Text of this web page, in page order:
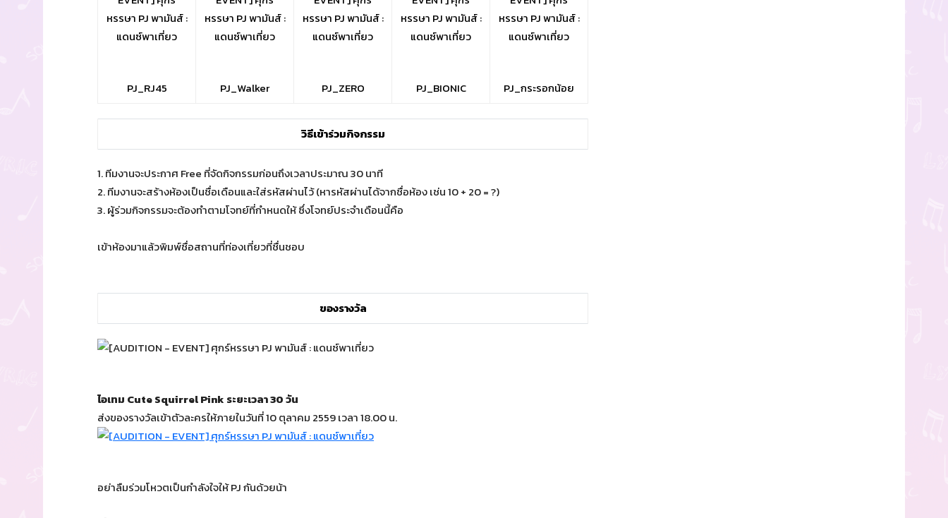
PJ_RJ45 PJ_Walker PJ_ZERO PJ_BIONIC PJ_กระรอกน้อย
วิธีเข้าร่วมกิจกรรม
1. ทีมงานจะประกาศ Free ที่จัดกิจกรรมก่อนถึงเวลาประมาณ 30 นาที
2. ทีมงานจะสร้างห้องเป็นชื่อเดือนและใส่รหัสผ่านไว้ (หารหัสผ่านได้จากชื่อห้อง เช่น 10 + 20 = ?)
3. ผู้ร่วมกิจกรรมจะต้องทำตามโจทย์ที่กำหนดให้ ซึ่งโจทย์ประจำเดือนนี้คือ
เข้าห้องมาแล้วพิมพ์ชื่อสถานที่ท่องเที่ยวที่ชื่นชอบ
ของรางวัล
ไอเทม Cute Squirrel Pink ระยะเวลา 30 วัน
ส่งของรางวัลเข้าตัวละครให้ภายในวันที่ 10 ตุลาคม 2559 เวลา 18.00 น.
อย่าลืมร่วมโหวตเป็นกำลังใจให้ PJ กันด้วยน้า